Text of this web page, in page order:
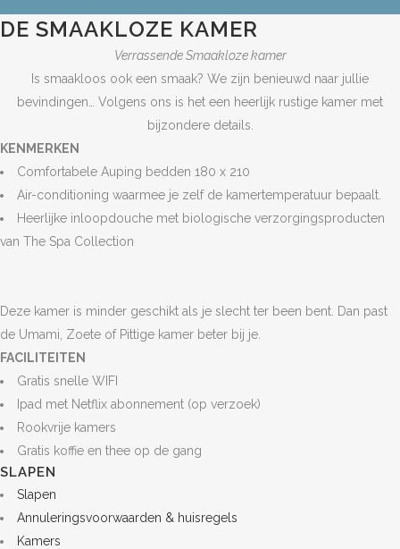
DE SMAAKLOZE KAMER
Verrassende Smaakloze kamer
Is smaakloos ook een smaak? We zijn benieuwd naar jullie
bevindingen… Volgens ons is het een heerlijk rustige kamer met
bijzondere details.
KENMERKEN
Comfortabele Auping bedden 180 x 210
Air-conditioning waarmee je zelf de kamertemperatuur bepaalt.
Heerlijke inloopdouche met biologische verzorgingsproducten
van The Spa Collection
Deze kamer is minder geschikt als je slecht ter been bent. Dan past
de Umami, Zoete of Pittige kamer beter bij je.
FACILITEITEN
Gratis snelle WIFI
Ipad met Netflix abonnement (op verzoek)
Rookvrije kamers
Gratis koffie en thee op de gang
SLAPEN
Slapen
Annuleringsvoorwaarden & huisregels
Kamers